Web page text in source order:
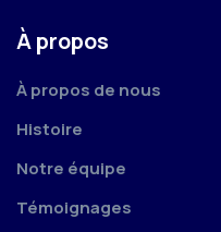
À propos
À propos de nous
Histoire
Notre équipe
Témoignages